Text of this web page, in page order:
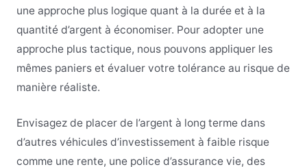
une approche plus logique quant à la durée et à la
quantité d’argent à économiser. Pour adopter une
approche plus tactique, nous pouvons appliquer les
mêmes paniers et évaluer votre tolérance au risque de
manière réaliste.
Envisagez de placer de l’argent à long terme dans
d’autres véhicules d’investissement à faible risque
comme une rente, une police d’assurance vie, des